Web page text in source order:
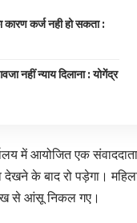
कारण कर्ज नही हो सकता :
नहीं न्याय दिलाना : योगेंद्र
में आयोजित एक
के बाद रो पड़ेगा।
से आंसू निकल गए।